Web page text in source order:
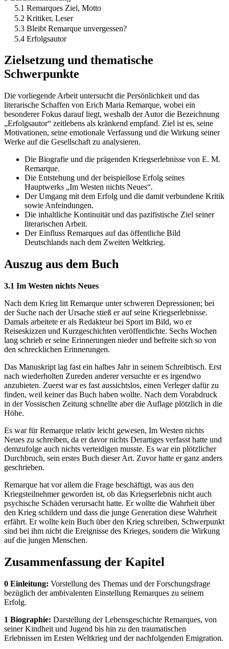
5.1 Remarques Ziel, Motto
5.2 Kritiker, Leser
5.3 Bleibt Remarque unvergessen?
5.4 Erfolgsautor
Zielsetzung und thematische
Schwerpunkte
Die vorliegende Arbeit untersucht die Persönlichkeit und das
literarische Schaffen von Erich Maria Remarque, wobei ein
besonderer Fokus darauf liegt, weshalb der Autor die Bezeichnung
„Erfolgsautor“ zeitlebens als kränkend empfand. Ziel ist es, seine
Motivationen, seine emotionale Verfassung und die Wirkung seiner
Werke auf die Gesellschaft zu analysieren.
Die Biografie und die prägenden Kriegserlebnisse von E. M.
Remarque.
Die Entstehung und der beispiellose Erfolg seines
Hauptwerks „Im Westen nichts Neues“.
Der Umgang mit dem Erfolg und die damit verbundene Kritik
sowie Anfeindungen.
Die inhaltliche Kontinuität und das pazifistische Ziel seiner
literarischen Arbeit.
Der Einfluss Remarques auf das öffentliche Bild
Deutschlands nach dem Zweiten Weltkrieg.
Auszug aus dem Buch
3.1 Im Westen nichts Neues
Nach dem Krieg litt Remarque unter schweren Depressionen; bei
der Suche nach der Ursache stieß er auf seine Kriegserlebnisse.
Damals arbeitete er als Redakteur bei Sport im Bild, wo er
Reiseskizzen und Kurzgeschichten veröffentlichte. Sechs Wochen
lang schrieb er seine Erinnerungen nieder und befreite sich so von
den schrecklichen Erinnerungen.
Das Manuskript lag fast ein halbes Jahr in seinem Schreibtisch. Erst
nach wiederholten Zureden anderer versuchte er es irgendwo
anzubieten. Zuerst war es fast aussichtslos, einen Verleger dafür zu
finden, weil keiner das Buch haben wollte. Nach dem Vorabdruck
in der Vossischen Zeitung schnellte aber die Auflage plötzlich in die
Höhe.
Es war für Remarque relativ leicht gewesen, Im Westen nichts
Neues zu schreiben, da er davor nichts Derartiges verfasst hatte und
demzufolge auch nichts verteidigen musste. Es war ein plötzlicher
Durchbruch, sein erstes Buch dieser Art. Zuvor hatte er ganz anders
geschrieben.
Remarque hat vor allem die Frage beschäftigt, was aus den
Kriegsteilnehmer geworden ist, ob das Kriegserlebnis nicht auch
psychische Schäden verursacht hatte. Er wollte die Wahrheit über
den Krieg schildern und dass die junge Generation diese Wahrheit
erfährt. Er wollte kein Buch über den Krieg schreiben, Schwerpunkt
sind bei ihm nicht die Ereignisse des Krieges, sondern die Wirkung
auf die jungen Menschen.
Zusammenfassung der Kapitel
0 Einleitung: Vorstellung des Themas und der Forschungsfrage
bezüglich der ambivalenten Einstellung Remarques zu seinem
Erfolg.
1 Biographie: Darstellung der Lebensgeschichte Remarques, von
seiner Kindheit und Jugend bis hin zu den traumatischen
Erlebnissen im Ersten Weltkrieg und der nachfolgenden Emigration.